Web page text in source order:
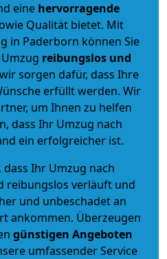
eine hervorragende
Qualität bietet. Mit
in Paderborn können Sie
reibungslos und
sorgen dafür, dass Ihre
erfüllt werden. Wir
um Ihnen zu helfen
dass Ihr Umzug nach
ein erfolgreicher ist.
Ihr Umzug nach
reibungslos verläuft und
und unbeschadet an
ankommen. Überzeugen
günstigen Angeboten
umfassender Service